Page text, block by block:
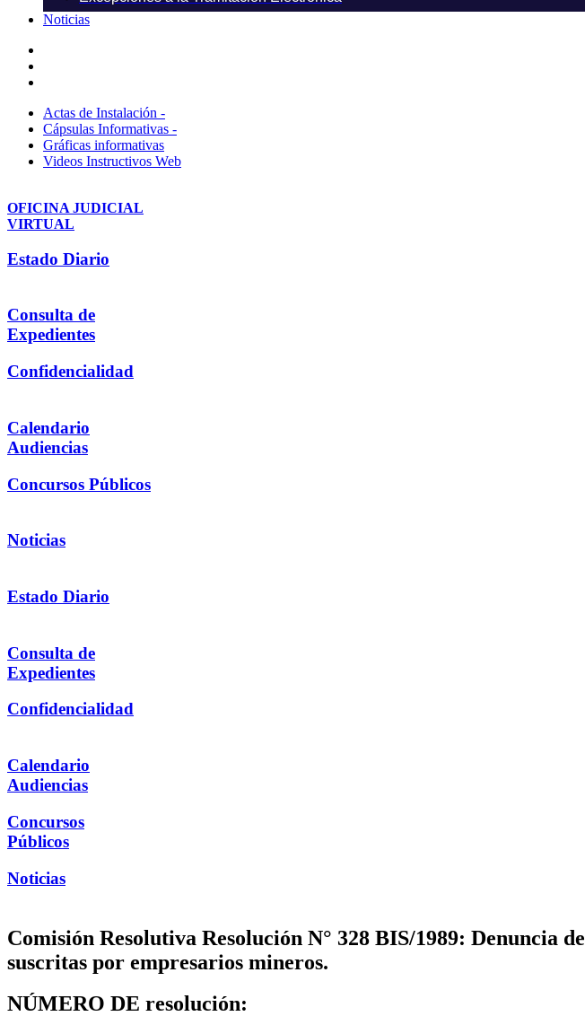
Noticias
Actas de Instalación -
Cápsulas Informativas -
Gráficas informativas
Videos Instructivos Web
OFICINA JUDICIAL
VIRTUAL
Estado Diario
Consulta de
Expedientes
Confidencialidad
Calendario
Audiencias
Concursos Públicos
Noticias
Estado Diario
Consulta de
Expedientes
Confidencialidad
Calendario
Audiencias
Concursos
Públicos
Noticias
Comisión Resolutiva Resolución N° 328 BIS/1989: Denuncia
suscritas por empresarios mineros.
NÚMERO DE resolución: